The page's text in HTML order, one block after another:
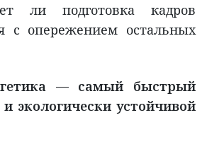
ли подготовка кадров
с опережением остальных
— самый быстрый
экологически устойчивой